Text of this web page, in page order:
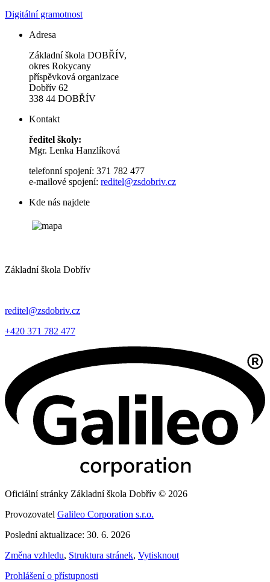
Digitální gramotnost
Adresa
Základní škola DOBŘÍV,
okres Rokycany
příspěvková organizace
Dobřív 62
338 44 DOBŘÍV
Kontakt
ředitel školy:
Mgr. Lenka Hanzlíková
telefonní spojení: 371 782 477
e-mailové spojení: reditel@zsdobriv.cz
Kde nás najdete
Základní škola Dobřív
reditel@zsdobriv.cz
+420 371 782 477
Oficiální stránky Základní škola Dobřív © 2026
Provozovatel Galileo Corporation s.r.o.
Poslední aktualizace: 30. 6. 2026
Změna vzhledu, Struktura stránek, Vytisknout
Prohlášení o přístupnosti